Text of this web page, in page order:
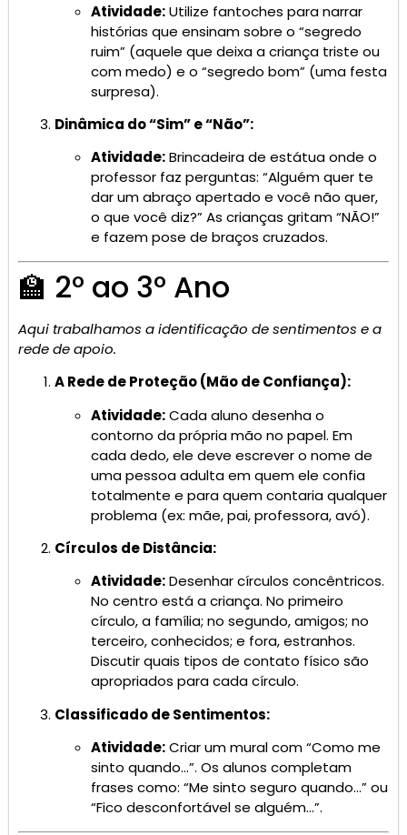
Atividade:Utilize fantoches para narrar
histórias que ensinam sobre o “segredo
ruim” (aquele que deixa a criança triste ou
com medo) e o “segredo bom” (uma festa
surpresa).
Dinâmica do “Sim” e “Não”:
Atividade:Brincadeira de estátua onde o
professor faz perguntas: “Alguém quer te
dar um abraço apertado e você não quer,
o que você diz?” As crianças gritam “NÃO!”
e fazem pose de braços cruzados.
🏫 2º ao 3º Ano
Aqui trabalhamos a identificação de sentimentos e a
rede de apoio.
A Rede de Proteção (Mão de Confiança):
Atividade:Cada aluno desenha o
contorno da própria mão no papel. Em
cada dedo, ele deve escrever o nome de
uma pessoa adulta em quem ele confia
totalmente e para quem contaria qualquer
problema (ex: mãe, pai, professora, avó).
Círculos de Distância:
Atividade:Desenhar círculos concêntricos.
No centro está a criança. No primeiro
círculo, a família; no segundo, amigos; no
terceiro, conhecidos; e fora, estranhos.
Discutir quais tipos de contato físico são
apropriados para cada círculo.
Classificado de Sentimentos:
Atividade:Criar um mural com “Como me
sinto quando…”. Os alunos completam
frases como: “Me sinto seguro quando…” ou
“Fico desconfortável se alguém…”.